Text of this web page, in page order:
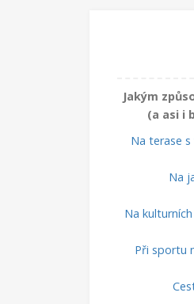
Jakým
(a asi i
Na terase s
Na
Na
Při sportu